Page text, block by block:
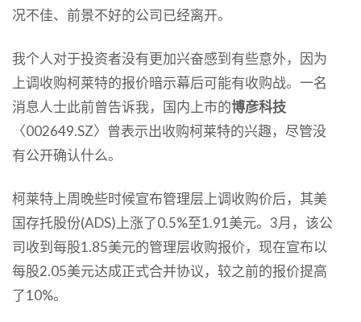
况不佳、前景不好的公司已经离开。
我个人对于投资者没有更加兴奋感到有些意外，因为
上调收购柯莱特的报价暗示幕后可能有收购战。一名
消息人士此前曾告诉我，国内上市的博彦科技
〈002649.SZ〉曾表示出收购柯莱特的兴趣，尽管没
有公开确认什么。
柯莱特上周晚些时候宣布管理层上调收购价后，其美
国存托股份(ADS)上涨了0.5%至1.91美元。3月，该公
司收到每股1.85美元的管理层收购报价，现在宣布以
每股2.05美元达成正式合并协议，较之前的报价提高
了10%。